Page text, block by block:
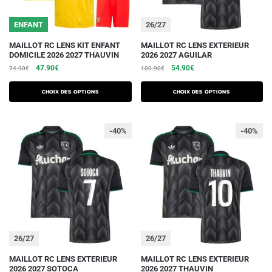
du
produit
du
ENFANT
MAILLOT RC LENS KIT ENFANT
DOMICILE 2026 2027 THAUVIN
74.90€
Le
initial
était :
47.90€Le
actuel
est :
Choix des options
Ce
produit
a
plusieurs
variations.
options
peuvent
être
choisies
du
26/27
MAILLOT RC LENS EXTERIEUR
2026 2027 AGUILAR
109.90€
Le
initial
était :
54.90€Le
actuel
est :
Choix des options
Ce
produit
a
plusieurs
variations.
options
peuvent
être
choisies
du
26/27
-40%
MAILLOT RC LENS EXTERIEUR
2026 2027 SOTOCA
Ce
26/27
-40%
MAILLOT RC LENS EXTERIEUR
2026 2027 THAUVIN
Ce